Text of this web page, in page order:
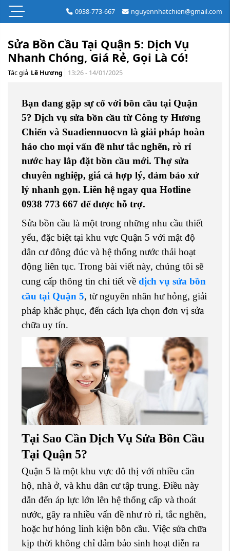
0938-773-667 nguyennhatchien@gmail.com
Sửa Bồn Cầu Tại Quận 5: Dịch Vụ
Nhanh Chóng, Giá Rẻ, Gọi Là Có!
Tác giả Lê Hương 13:26 - 14/01/2025
Bạn đang gặp sự cố với bồn cầu tại Quận
5? Dịch vụ sửa bồn cầu từ Công ty Hương
Chiến và Suadiennuocvn là giải pháp hoàn
hảo cho mọi vấn đề như tắc nghẽn, rò rỉ
nước hay lắp đặt bồn cầu mới. Thợ sửa
chuyên nghiệp, giá cả hợp lý, đảm bảo xử
lý nhanh gọn. Liên hệ ngay qua Hotline
0938 773 667 để được hỗ trợ.
Sửa bồn cầu là một trong những nhu cầu thiết
yếu, đặc biệt tại khu vực Quận 5 với mật độ
dân cư đông đúc và hệ thống nước thải hoạt
động liên tục. Trong bài viết này, chúng tôi sẽ
cung cấp thông tin chi tiết về dịch vụ sửa bồn
cầu tại Quận 5, từ nguyên nhân hư hỏng, giải
pháp khắc phục, đến cách lựa chọn đơn vị sửa
chữa uy tín.
Tại Sao Cần Dịch Vụ Sửa Bồn Cầu
Tại Quận 5?
Quận 5 là một khu vực đô thị với nhiều căn
hộ, nhà ở, và khu dân cư tập trung. Điều này
dẫn đến áp lực lớn lên hệ thống cấp và thoát
nước, gây ra nhiều vấn đề như rò rỉ, tắc nghẽn,
hoặc hư hỏng linh kiện bồn cầu. Việc sửa chữa
kịp thời không chỉ đảm bảo sinh hoạt diễn ra